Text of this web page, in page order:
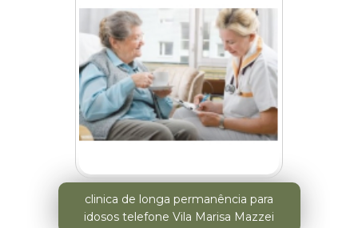
clinica de longa permanência para
idosos telefone Vila Marisa Mazzei